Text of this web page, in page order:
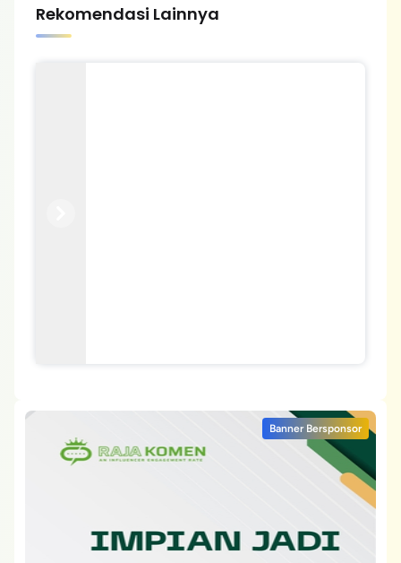
Rekomendasi Lainnya
Banner Bersponsor